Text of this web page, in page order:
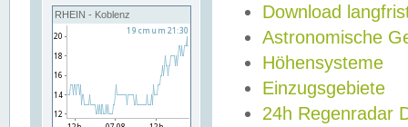
RHEIN - Koblenz
Download
Astronomische
Höhensysteme
Einzugsgebiete
24h Regenradar